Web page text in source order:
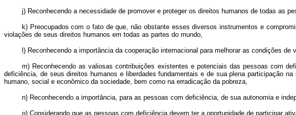
j) Reconhecendo a necessidade de promover e proteger os direitos humanos de todas as
k) Preocupados com o fato de que, não obstante esses diversos instrumentos e
violações de seus direitos humanos em todas as partes do mundo,
l) Reconhecendo a importância da cooperação internacional para melhorar as condições
m) Reconhecendo as valiosas contribuições existentes e potenciais das pessoas com
deficiência, de seus direitos humanos e liberdades fundamentais e de sua plena participação
humano, social e econômico da sociedade, bem como na erradicação da pobreza,
n) Reconhecendo a importância, para as pessoas com deficiência, de sua autonomia e
o) Considerando que as pessoas com deficiência devem ter a oportunidade de participar